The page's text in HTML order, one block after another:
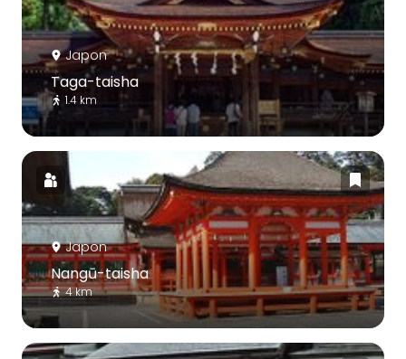
Japon
Taga-taisha
1.4 km
Japon
Nangū-taisha
4 km